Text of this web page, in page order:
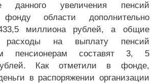
данного увеличения пенсий
фонду области дополнительно
миллиона рублей, а общие
расходы на выплату пенсий
пенсионерам составят 3, 5
Как отметили в фонде,
в распоряжении организации